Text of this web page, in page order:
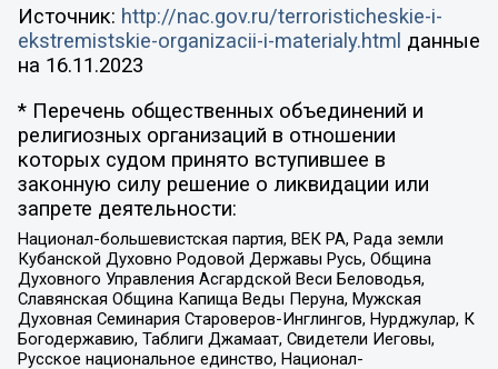
Источник: http://nac.gov.ru/terroristicheskie-i-
ekstremistskie-organizacii-i-materialy.html данные
на 16.11.2023
* Перечень общественных объединений и
религиозных организаций в отношении
которых судом принято вступившее в
законную силу решение о ликвидации или
запрете деятельности:
Национал-большевистская партия, ВЕК РА, Рада земли
Кубанской Духовно Родовой Державы Русь, Община
Духовного Управления Асгардской Веси Беловодья,
Славянская Община Капища Веды Перуна, Мужская
Духовная Семинария Староверов-Инглингов, Нурджулар, К
Богодержавию, Таблиги Джамаат, Свидетели Иеговы,
Русское национальное единство, Национал-